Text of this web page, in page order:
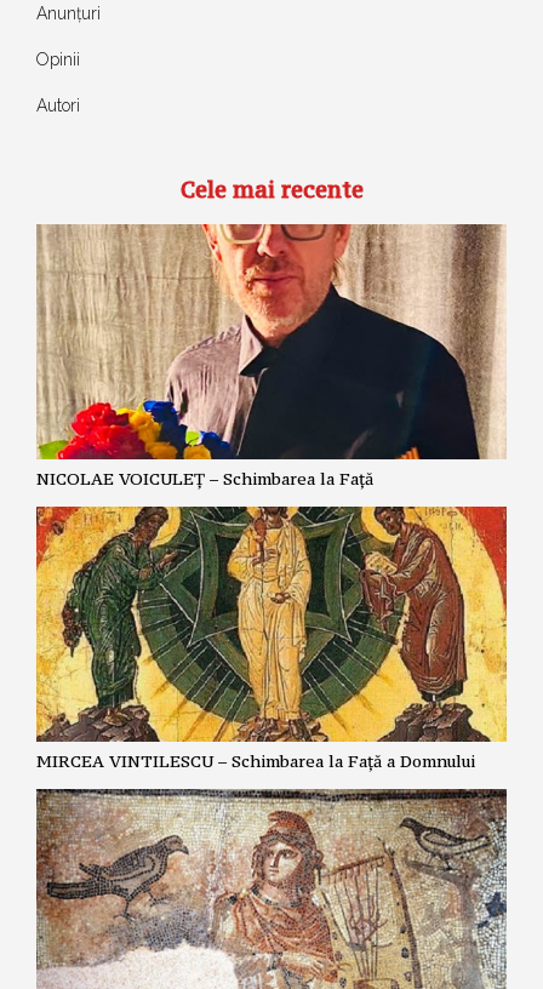
Anunțuri
Opinii
Autori
Cele mai recente
NICOLAE VOICULEȚ – Schimbarea la Față
MIRCEA VINTILESCU – Schimbarea la Față a Domnului